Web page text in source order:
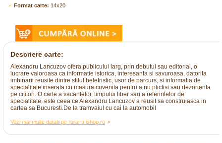
Format carte: 14x20
Descriere carte:
Alexandru Lancuzov ofera publicului larg, prin debutul sau editorial, o
lucrare valoroasa ca informatie istorica, interesanta si savuroasa, datorita
imbinarii reusite dintre stilul beletristic, usor de parcurs, si informatia de
specialitate inserata cu masura cuvenita pentru a nu plictisi sau dezorienta
pe cititori. O carte a vacantelor, timpului liber sau a referintelor de
specialitate, este ceea ce Alexandru Lancuzov a reusit sa construiasca in
cartea sa Bucuresti.De la tramvaiul cu cai la automobil
Vezi mai multe detalii pe libraria ishop.ro